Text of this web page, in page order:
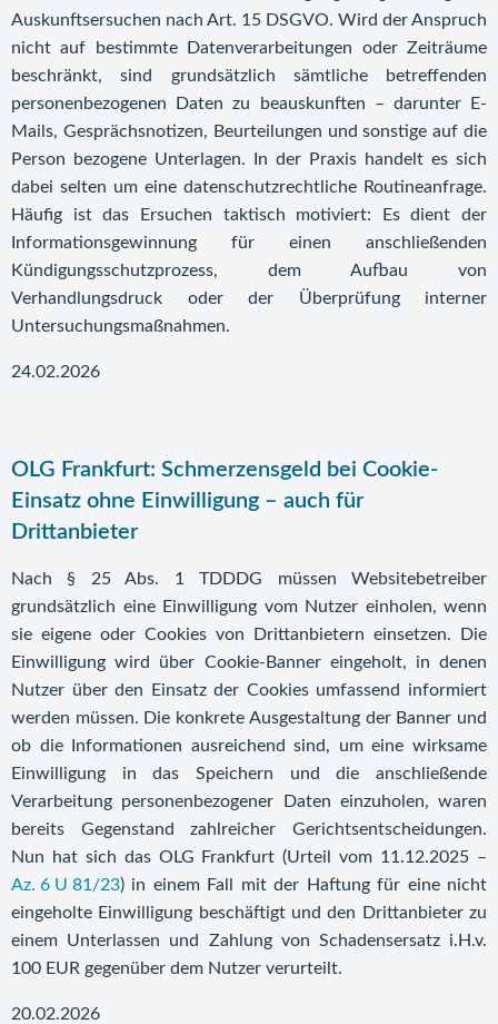
Auskunftsersuchen nach Art. 15 DSGVO. Wird der Anspruch
nicht auf bestimmte Datenverarbeitungen oder Zeiträume
beschränkt, sind grundsätzlich sämtliche betreffenden
personenbezogenen Daten zu beauskunften – darunter E-
Mails, Gesprächsnotizen, Beurteilungen und sonstige auf die
Person bezogene Unterlagen. In der Praxis handelt es sich
dabei selten um eine datenschutzrechtliche Routineanfrage.
Häufig ist das Ersuchen taktisch motiviert: Es dient der
Informationsgewinnung für einen anschließenden
Kündigungsschutzprozess, dem Aufbau von
Verhandlungsdruck oder der Überprüfung interner
Untersuchungsmaßnahmen.
24.02.2026
OLG Frankfurt: Schmerzensgeld bei Cookie-
Einsatz ohne Einwilligung – auch für
Drittanbieter
Nach § 25 Abs. 1 TDDDG müssen Websitebetreiber
grundsätzlich eine Einwilligung vom Nutzer einholen, wenn
sie eigene oder Cookies von Drittanbietern einsetzen. Die
Einwilligung wird über Cookie-Banner eingeholt, in denen
Nutzer über den Einsatz der Cookies umfassend informiert
werden müssen. Die konkrete Ausgestaltung der Banner und
ob die Informationen ausreichend sind, um eine wirksame
Einwilligung in das Speichern und die anschließende
Verarbeitung personenbezogener Daten einzuholen, waren
bereits Gegenstand zahlreicher Gerichtsentscheidungen.
Nun hat sich das OLG Frankfurt (Urteil vom 11.12.2025 –
Az. 6 U 81/23) in einem Fall mit der Haftung für eine nicht
eingeholte Einwilligung beschäftigt und den Drittanbieter zu
einem Unterlassen und Zahlung von Schadensersatz i.H.v.
100 EUR gegenüber dem Nutzer verurteilt.
20.02.2026